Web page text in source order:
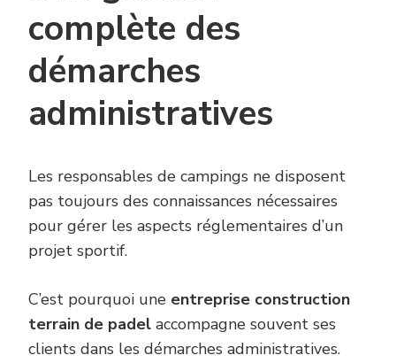
complète des
démarches
administratives
Les responsables de campings ne disposent
pas toujours des connaissances nécessaires
pour gérer les aspects réglementaires d’un
projet sportif.
C’est pourquoi une entreprise construction
terrain de padel accompagne souvent ses
clients dans les démarches administratives.